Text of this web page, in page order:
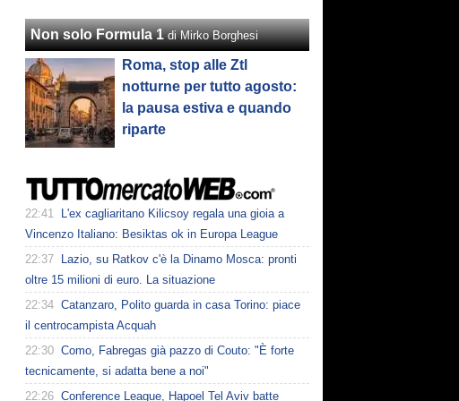
Non solo Formula 1 di Mirko Borghesi
Roma, stop alle Ztl
notturne per tutto agosto:
la pausa estiva e quando
riparte
22:41
L'ex cagliaritano Kilicsoy regala una gioia a
Vincenzo Italiano: Besiktas ok in Europa League
22:37
Lazio, su Ratkov c'è la Dinamo Mosca: pronti
oltre 15 milioni di euro. La situazione
22:34 Catanzaro, Polito guarda in casa Torino: piace
il centrocampista Acquah
22:30 Como, Fabregas già pazzo di Couto: "È forte
tecnicamente, si adatta bene a noi"
22:26 Conference League, Hapoel Tel Aviv batte